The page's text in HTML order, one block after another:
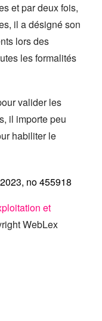
et par deux fois,
il a désigné son
lors des
les formalités
valider les
il importe peu
habiliter le
no 455918
et
WebLex